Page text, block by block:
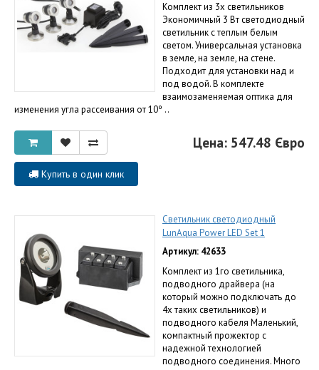
Комплект из 3х светильников
Экономичный 3 Вт светодиодный
светильник с теплым белым
светом. Универсальная установка
в земле, на земле, на стене.
Подходит для установки над и
под водой. В комплекте
взаимозаменяемая оптика для
изменения угла рассеивания от 10º ..
Цена: 547.48 Євро
Купить в один клик
Светильник светодиодный
LunAqua Power LED Set 1
Артикул: 42633
Комплект из 1го светильника,
подводного драйвера (на
который можно подключать до
4х таких светильников) и
подводного кабеля Маленький,
компактный прожектор с
надежной технологией
подводного соединения. Много